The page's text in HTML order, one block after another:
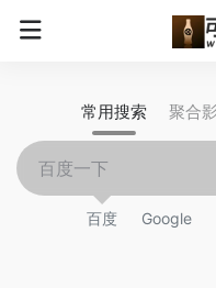
常用搜索 聚合
百度 Google